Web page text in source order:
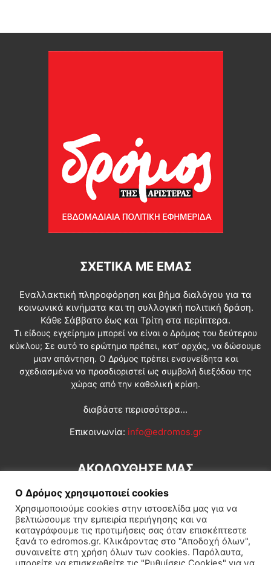
ΣΧΕΤΙΚΆ ΜΕ ΕΜΆΣ
Εναλλακτική πληροφόρηση και βήμα διαλόγου για τα
κοινωνικά κινήματα και τη συλλογική πολιτική δράση.
Κάθε Σάββατο έως και Τρίτη στα περίπτερα.
Τι είδους εγχείρημα μπορεί να είναι ο Δρόμος του δεύτερου
κύκλου; Σε αυτό το ερώτημα πρέπει, κατ’ αρχάς, να δώσουμε
μιαν απάντηση. Ο Δρόμος πρέπει ενσυνείδητα και
σχεδιασμένα να προσδιοριστεί ως συμβολή διεξόδου της
χώρας από την καθολική κρίση.
διαβάστε περισσότερα...
Επικοινωνία: info@edromos.gr
ΑΚΟΛΟΥΘΗΣΕ ΜΑΣ
Εγγραφή συνδρομητή Πολιτική Διεθνή Κοινωνία
Ο Δρόμος χρησιμοποιεί cookies
Χρησιμοποιούμε cookies στην ιστοσελίδα μας για να
βελτιώσουμε την εμπειρία περιήγησης και να
καταγράφουμε τις προτιμήσεις σας όταν επισκέπτεστε
ξανά το edromos.gr. Κλικάροντας στο "Αποδοχή όλων",
συναινείτε στη χρήση όλων των cookies. Παρόλαυτα,